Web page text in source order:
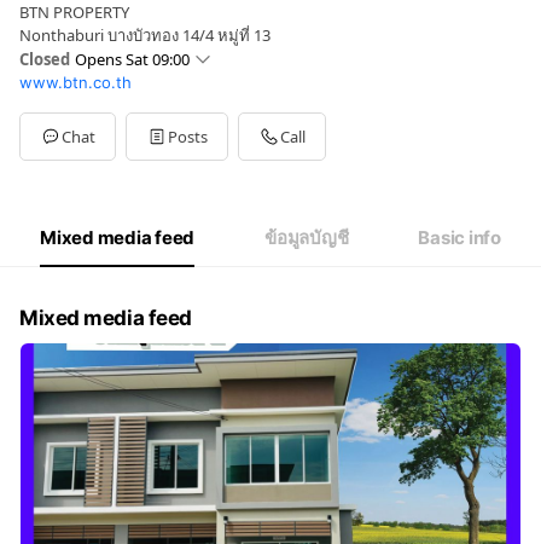
BTN PROPERTY
Nonthaburi บางบัวทอง 14/4 หมู่ที่ 13
Closed Opens Sat 09:00
Sun09:00 - 18:00
Mon09:00 - 18:00
Tue09:00 - 18:00
Wed09:00 - 18:00
09:00 - 18:00
www.btn.co.th
Chat Posts Call
Mixed media feed ข้อมูลบัญชี Basic info
Mixed media feed